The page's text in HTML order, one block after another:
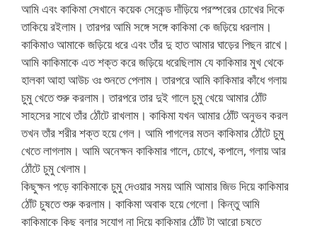
আমি এবং কাকিমা সেখানে কয়েক সেকেন্ড দাঁড়িয়ে পরস্পরের চোখের দিকে
তাকিয়ে রইলাম। তারপর আমি সঙ্গে সঙ্গে কাকিমা কে জড়িয়ে ধরলাম।
কাকিমাও আমাকে জড়িয়ে ধরে এবং তাঁর দু হাত আমার ঘাড়ের পিছন রাখে।
আমি কাকিমাকে এত শক্ত করে জড়িয়ে ধরেছিলাম যে কাকিমার মুখ থেকে
হালকা আহা আউচ ওঃ শুনতে পেলাম। তারপরে আমি কাকিমার কাঁধে গলায়
চুমু খেতে শুরু করলাম। তারপরে তার দুই গালে চুমু খেয়ে আমার ঠোঁট
সাহসের সাথে তাঁর ঠোঁটে রাখলাম। কাকিমা যখন আমার ঠোঁট অনুভব করল
তখন তাঁর শরীর শক্ত হয়ে গেল। আমি পাগলের মতন কাকিমার ঠোঁটে চুমু
খেতে লাগলাম। আমি অনেক্ষন কাকিমার গালে, চোখে, কপালে, গলায় আর
ঠোঁটে চুমু খেলাম।
কিছুক্ষন পড়ে কাকিমাকে চুমু দেওয়ার সময় আমি আমার জিভ দিয়ে কাকিমার
ঠোঁট চুষতে শুরু করলাম। কাকিমা অবাক হয়ে গেলো। কিন্তু আমি
কাকিমাকে কিছু বলার সুযোগ না দিয়ে কাকিমার ঠোঁট টা আরো চুষতে